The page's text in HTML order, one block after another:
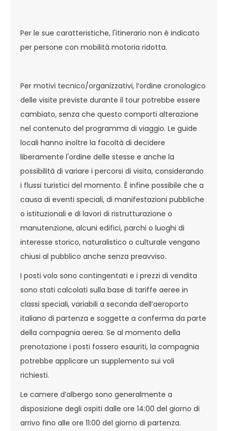
Per le sue caratteristiche, l'itinerario non è indicato
per persone con mobilità motoria ridotta.
Per motivi tecnico/organizzativi, l’ordine cronologico
delle visite previste durante il tour potrebbe essere
cambiato, senza che questo comporti alterazione
nel contenuto del programma di viaggio. Le guide
locali hanno inoltre la facoltà di decidere
liberamente l'ordine delle stesse e anche la
possibilità di variare i percorsi di visita, considerando
i flussi turistici del momento. È infine possibile che a
causa di eventi speciali, di manifestazioni pubbliche
o istituzionali e di lavori di ristrutturazione o
manutenzione, alcuni edifici, parchi o luoghi di
interesse storico, naturalistico o culturale vengano
chiusi al pubblico anche senza preavviso.
I posti volo sono contingentati e i prezzi di vendita
sono stati calcolati sulla base di tariffe aeree in
classi speciali, variabili a seconda dell’aeroporto
italiano di partenza e soggette a conferma da parte
della compagnia aerea. Se al momento della
prenotazione i posti fossero esauriti, la compagnia
potrebbe applicare un supplemento sui voli
richiesti.
Le camere d’albergo sono generalmente a
disposizione degli ospiti dalle ore 14:00 del giorno di
arrivo fino alle ore 11:00 del giorno di partenza.